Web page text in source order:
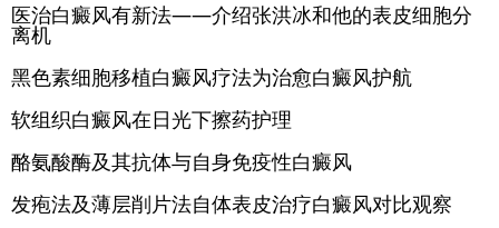
医治白癜风有新法——介绍张洪冰和他的表皮细胞分
离机
黑色素细胞移植白癜风疗法为治愈白癜风护航
软组织白癜风在日光下擦药护理
酪氨酸酶及其抗体与自身免疫性白癜风
发疱法及薄层削片法自体表皮治疗白癜风对比观察